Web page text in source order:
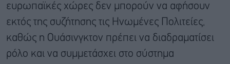
ευρωπαϊκές χώρες δεν μπορούν να αφήσουν
εκτός της συζήτησης τις Ηνωμένες Πολιτείες,
καθώς η Ουάσινγκτον πρέπει να διαδραματίσει
ρόλο και να συμμετάσχει στο σύστημα